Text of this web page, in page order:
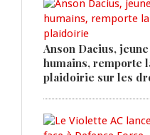
Anson Dacius,
humains, remporte
plaidoirie sur les